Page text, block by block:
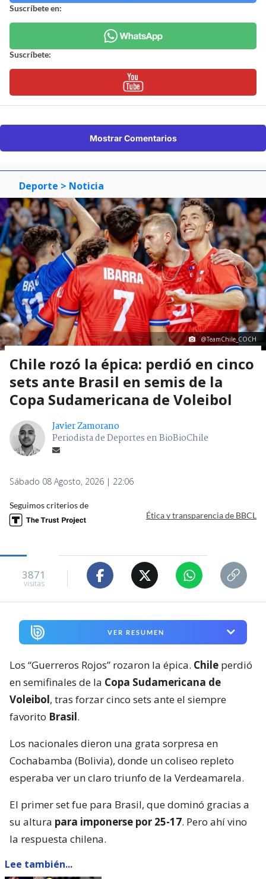
Suscríbete en:
Suscríbete:
Mostrar Comentarios
Deporte > Noticia
@TeamChile_COCH
Chile rozó la épica: perdió en cinco
sets ante Brasil en semis de la
Copa Sudamericana de Voleibol
Javier Zamorano
Periodista de Deportes en BioBioChile
Sábado 08 Agosto, 2026 | 22:06
Seguimos criterios de
Ética y transparencia de BBCL
3871
visitas
VER RESUMEN
Los “Guerreros Rojos” rozaron la épica. Chile perdió
en semifinales de la Copa Sudamericana de
Voleibol, tras forzar cinco sets ante el siempre
favorito Brasil.
Los nacionales dieron una grata sorpresa en
Cochabamba (Bolivia), donde un coliseo repleto
esperaba ver un claro triunfo de la Verdeamarela.
El primer set fue para Brasil, que dominó gracias a
su altura para imponerse por 25-17. Pero ahí vino
la respuesta chilena.
Lee también...